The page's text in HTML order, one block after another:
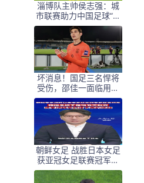
淄博队主帅侯志强：城
市联赛助力中国足球“基
础建设”｜专访
坏消息！国足三名悍将
受伤，邵佳一面临用人
荒，武磊也难出场
朝鲜女足 战胜日本女足
获亚冠女足联赛冠军李
在明 发文祝贺